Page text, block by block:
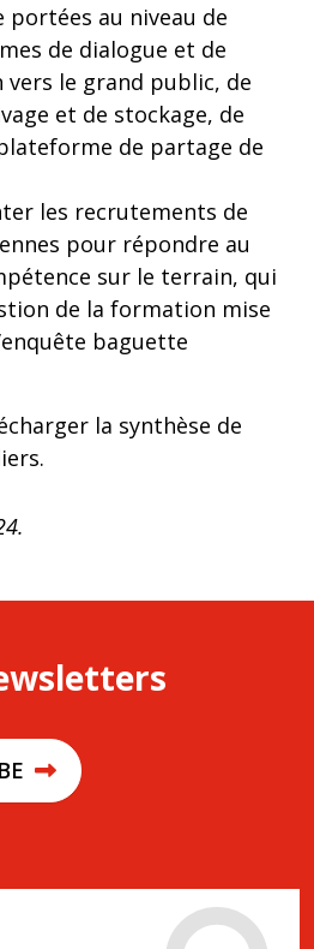
portées au niveau de
de dialogue et de
le grand public, de
et de stockage, de
de partage de
les recrutements de
pour répondre au
sur le terrain, qui
de la formation mise
baguette
la synthèse de